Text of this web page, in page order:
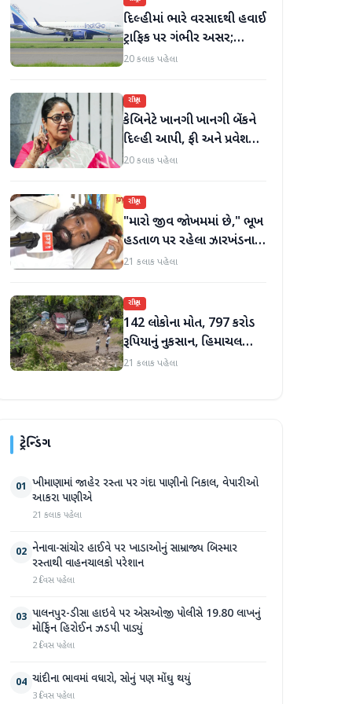
દિલ્હીમાં ભારે વરસાદથી હવાઈ
ટ્રાફિક પર ગંભીર અસર;
ઈન્ડિગોએ મુસાફરો માટે
20 કલાક પહેલા
રાષ્ટ્રીય
કેબિનેટે ખાનગી ખાનગી બેંકને
દિલ્હી આપી, ફી અને પ્રવેશ
માટે નવા નિયમો વિશે જાણો
20 કલાક પહેલા
રાષ્ટ્રીય
"મારો જીવ જોખમમાં છે," ભૂખ
હડતાળ પર રહેલા ઝારખંડના
વિદ્યાર્થી નેતા દેવેન્દ્ર નાથ
21 કલાક પહેલા
રાષ્ટ્રીય
142 લોકોના મોત, 797 કરોડ
રૂપિયાનું નુકસાન, હિમાચલ
પ્રદેશમાં ભારે ચોમાસાનો સામનો
21 કલાક પહેલા
ટ્રેન્ડિંગ
01 ખીમાણામાં જાહેર રસ્તા પર ગંદા પાણીનો નિકાલ, વેપારીઓ
આકરા પાણીએ
21 કલાક પહેલા
02 નેનાવા-સાંચોર હાઈવે પર ખાડાઓનું સામ્રાજ્ય બિસ્માર
રસ્તાથી વાહનચાલકો પરેશાન
2 દિવસ પહેલા
03 પાલનપુર-ડીસા હાઇવે પર એસઓજી પોલીસે 19.80 લાખનું
મોર્ફિન હિરોઈન ઝડપી પાડ્યું
2 દિવસ પહેલા
04 ચાંદીના ભાવમાં વધારો, સોનું પણ મોંઘુ થયું
3 દિવસ પહેલા